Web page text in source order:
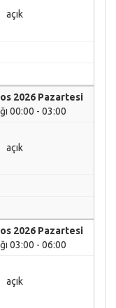
açık
2026 Pazartesi
00:00 - 03:00
açık
2026 Pazartesi
03:00 - 06:00
açık